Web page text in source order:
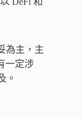
為主，主
一定涉
。